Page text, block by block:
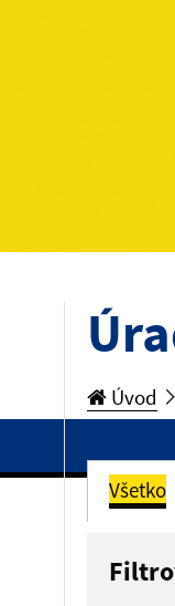
Úvod
Všetko